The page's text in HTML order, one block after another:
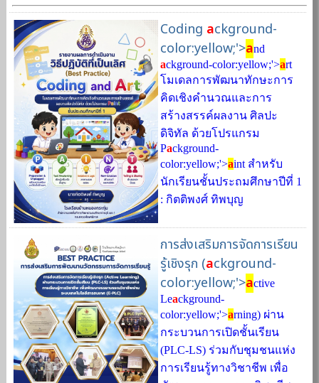
Coding ackground-
color:yellow;'>and
ackground-color:yellow;'>art
โมเดลการพัฒนาทักษะการ
คิดเชิงคำนวณและการ
สร้างสรรค์ผลงาน ศิลปะ
ดิจิทัล ด้วยโปรแกรม
Packground-
color:yellow;'>aint สำหรับ
นักเรียนชั้นประถมศึกษาปีที่ 1
: กิตติพงศ์ ทิพบุญ
การส่งเสริมการจัดการเรียน
รู้เชิงรุก (ackground-
color:yellow;'>active
Leackground-
color:yellow;'>arning) ผ่าน
กระบวนการเปิดชั้นเรียน
(PLC-LS) ร่วมกับชุมชนแห่ง
การเรียนรู้ทางวิชาชีพ เพื่อ